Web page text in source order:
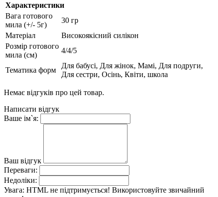
Характеристики
Вага готового
мила (+/- 5г)
30 гр
Матеріал
Високоякісний силікон
Розмір готового
мила (см)
4/4/5
Тематика форм
Для бабусі, Для жінок, Мамі, Для подруги,
Для сестри, Осінь, Квіти, школа
Немає відгуків про цей товар.
Написати відгук
Ваше ім`я:
Ваш відгук
Переваги:
Недоліки:
Увага: HTML не підтримується! Використовуйте звичайний